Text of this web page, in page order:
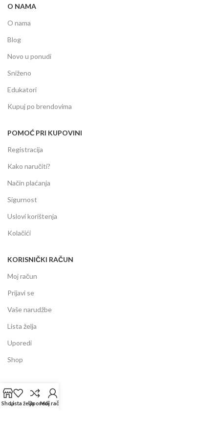
O NAMA
O nama
Blog
Novo u ponudi
Sniženo
Edukatori
Kupuj po brendovima
POMOĆ PRI KUPOVINI
Registracija
Kako naručiti?
Način plaćanja
Sigurnost
Uslovi korištenja
Kolačići
KORISNIČKI RAČUN
Moj račun
Prijavi se
Vaše narudžbe
Lista želja
Uporedi
Shop
Prodajni centar
ShopLista željaUporediMoj račun